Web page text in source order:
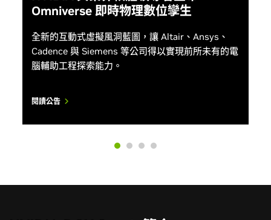
NVIDIA DGX Spark 簡介
DGX Spark 將 NVIDIA Grace Blackwell™ 的強大功能引入開發
人工智慧研究人員、資料科學家和學生可以在本地處理具有多